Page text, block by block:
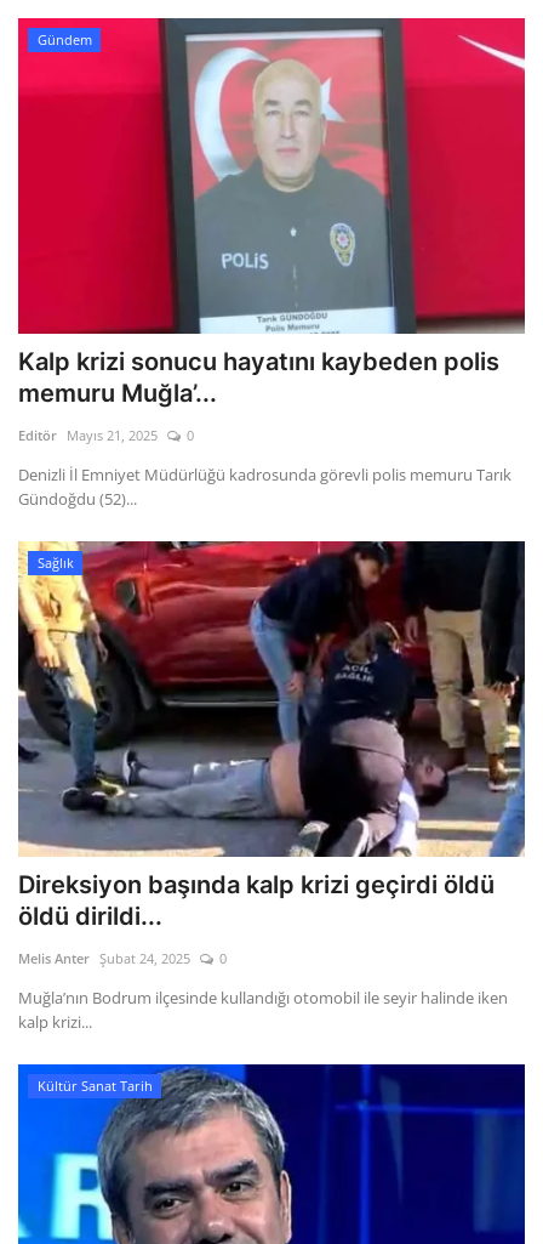
Gündem
Kalp krizi sonucu hayatını kaybeden polis
memuru Muğla’...
Editör Mayıs 21, 2025 0
Denizli İl Emniyet Müdürlüğü kadrosunda görevli polis memuru Tarık
Gündoğdu (52)...
Sağlık
Direksiyon başında kalp krizi geçirdi öldü
öldü dirildi...
Melis Anter Şubat 24, 2025 0
Muğla’nın Bodrum ilçesinde kullandığı otomobil ile seyir halinde iken
kalp krizi...
Kültür Sanat Tarih